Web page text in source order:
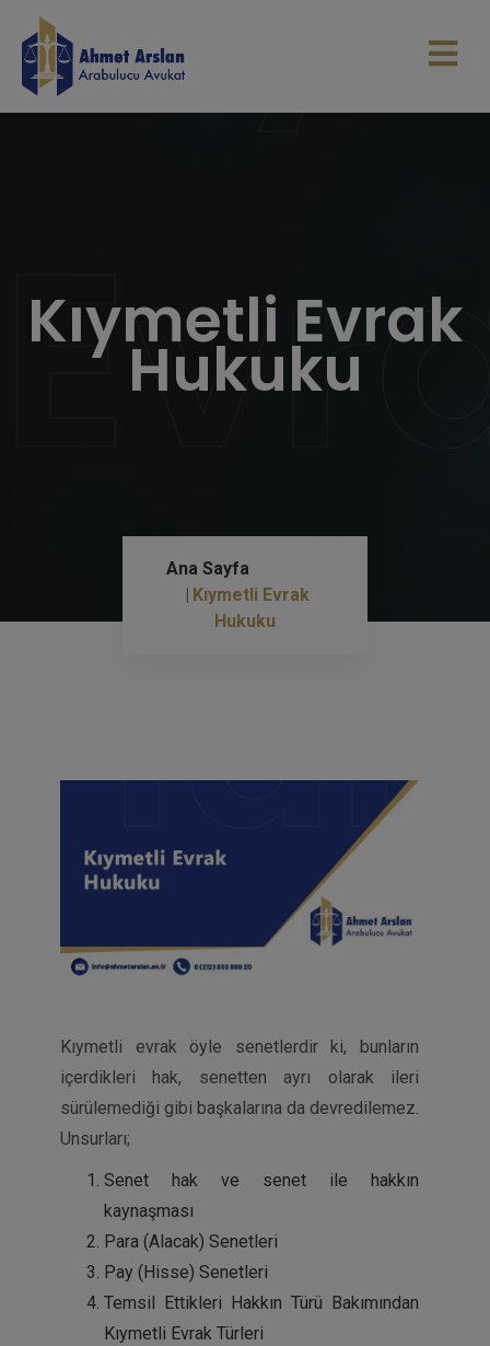
Kıymetli Evrak
Hukuku
Ana Sayfa
Kıymetli Evrak
Hukuku
Kıymetli evrak öyle senetlerdir ki, bunların
içerdikleri hak, senetten ayrı olarak ileri
sürülemediği gibi başkalarına da devredilemez.
Unsurları;
Senet hak ve senet ile hakkın
kaynaşması
Para (Alacak) Senetleri
Pay (Hisse) Senetleri
Temsil Ettikleri Hakkın Türü Bakımından
Kıymetli Evrak Türleri